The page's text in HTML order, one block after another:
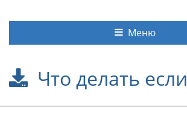
Что делать если
Меню